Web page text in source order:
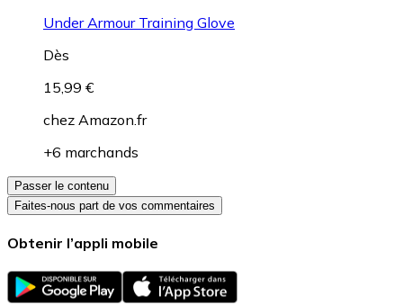
Under Armour Training Glove
Dès
15,99 €
chez Amazon.fr
+6 marchands
Passer le contenu
Faites-nous part de vos commentaires
Obtenir l’appli mobile